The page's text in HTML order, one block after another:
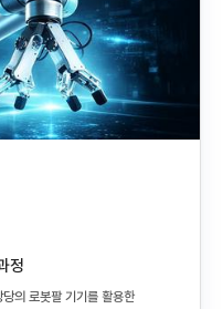
정
의 로봇팔 기기를 활용한